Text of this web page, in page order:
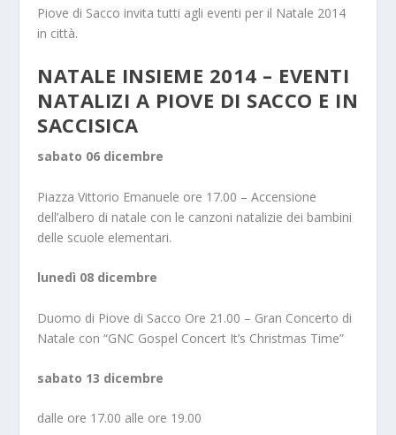
Piove di Sacco invita tutti agli eventi per il Natale 2014
in città.
NATALE INSIEME 2014 – EVENTI
NATALIZI A PIOVE DI SACCO E IN
SACCISICA
sabato 06 dicembre
Piazza Vittorio Emanuele ore 17.00 – Accensione
dell’albero di natale con le canzoni natalizie dei bambini
delle scuole elementari.
lunedì 08 dicembre
Duomo di Piove di Sacco Ore 21.00 – Gran Concerto di
Natale con “GNC Gospel Concert It’s Christmas Time”
sabato 13 dicembre
dalle ore 17.00 alle ore 19.00